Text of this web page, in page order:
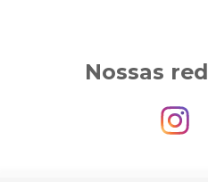
Nossas